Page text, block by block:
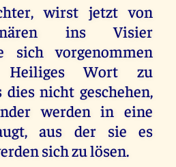
wirst jetzt von
ins Visier
sich vorgenommen
Heiliges Wort zu
dies nicht geschehen,
werden in eine
aus der sie es
sich zu lösen.